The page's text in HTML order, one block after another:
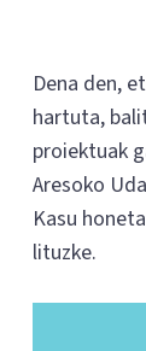
Dena den,
hartuta,
proiektuak
Aresoko
Kasu
lituzke.